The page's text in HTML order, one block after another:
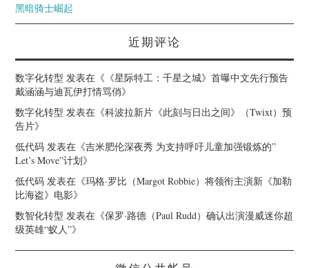
黑暗骑士崛起
近期评论
数字化转型 发表在《 《星际特工：千星之城》首曝中文先行预告
戴涵涵与迪瓦伊打情骂俏》
数字化转型 发表在《科波拉新片《此刻与日出之间》（Twixt）预
告片》
低代码 发表在《吉米肥伦深夜秀 为支持呼吁儿童加强锻炼的”
Let’s Move”计划》
低代码 发表在《玛格·罗比（Margot Robbie）将领衔主演新《加勒
比海盗》电影》
数智化转型 发表在《保罗·路德（Paul Rudd）确认出演漫威迷你超
级英雄“蚁人”》